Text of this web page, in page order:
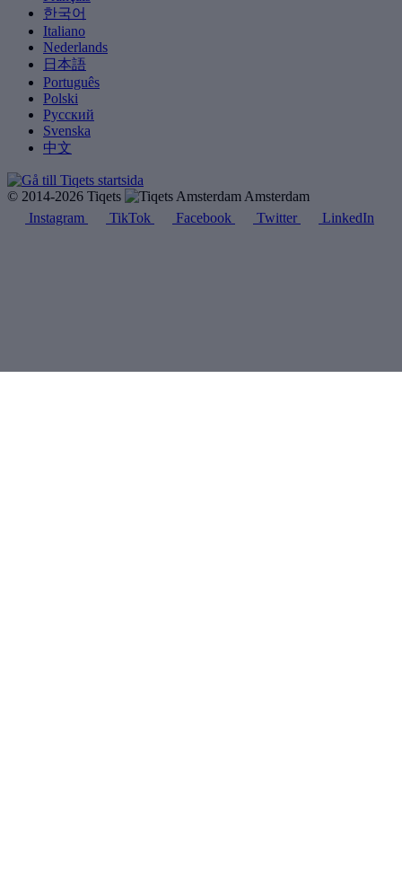
한국어
Italiano
Nederlands
日本語
Português
Polski
Русский
Svenska
中文
© 2014-2026 Tiqets
Amsterdam
Instagram
TikTok Facebook Twitter LinkedIn